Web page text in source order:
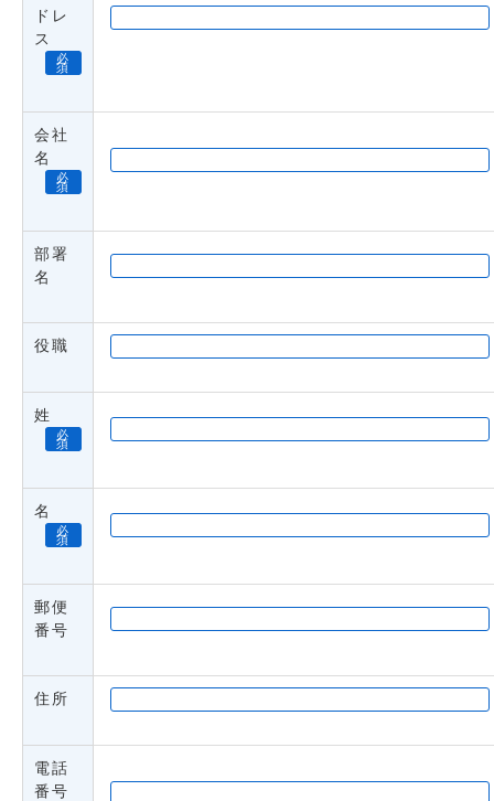
ドレ
ス
必
須
会社
名
必
須
部署
名
役職
姓
必
須
名
必
須
郵便
番号
住所
電話
番号